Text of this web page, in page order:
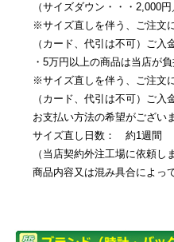
（サイズダウン・・・2,000
※サイズ直しを伴う、ご注文
（カード、代引は不可）ご入
・5万円以上の商品は当店が
※サイズ直しを伴う、ご注文
（カード、代引は不可）ご入
お支払い方法の希望がござい
サイズ直し日数： 約1週間
（当店契約外注工場に依頼し
商品内容又は混み具合によっ